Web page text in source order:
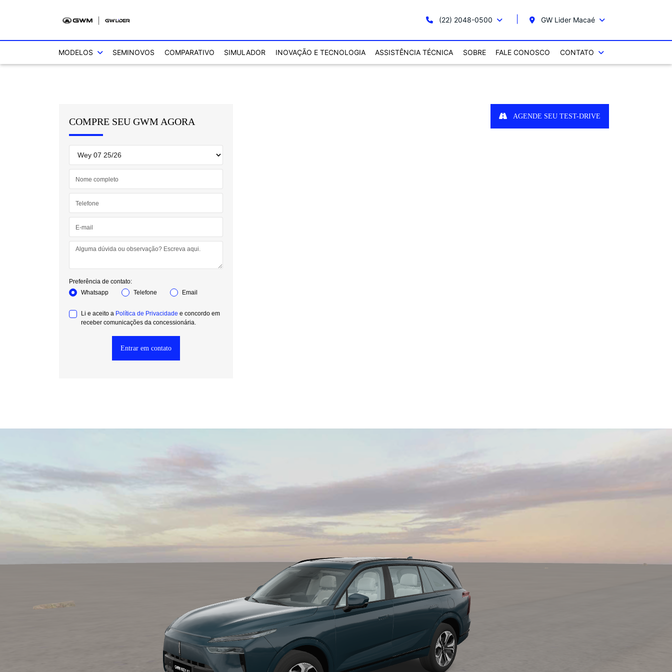
(22) 2048-0500 GW Lider Macaé
MODELOS SEMINOVOS COMPARATIVO SIMULADOR INOVAÇÃO E TECNOLOGIA ASSISTÊNCIA TÉCNICA SOBRE FALE CONOSCO CONTATO
COMPRE SEU GWM AGORA
Preferência de contato:
Whatsapp
Telefone Email
Li e aceito a Política de Privacidade e concordo em
receber comunicações da concessionária.
Entrar em contato
AGENDE SEU TEST-DRIVE